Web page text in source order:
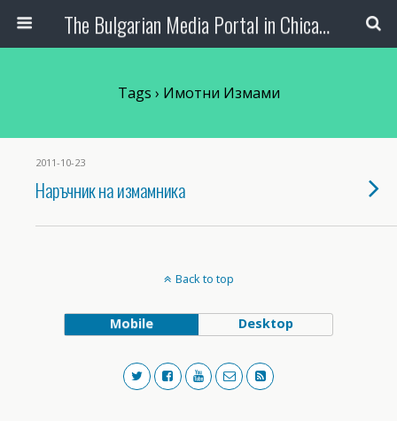
The Bulgarian Media Portal in Chicago
Tags › Имотни Измами
2011-10-23
Наръчник на измамника
Back to top
Mobile Desktop